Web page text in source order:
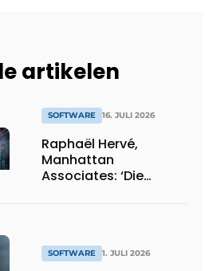
artikelen
SOFTWARE 16. JULI 2026
Raphaël Hervé,
Manhattan
Associates: ‘Die
SOFTWARE 1. JULI 2026